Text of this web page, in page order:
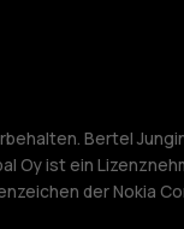
Bertel
Oy ist ein
der Nokia